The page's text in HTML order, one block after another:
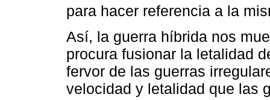
para hacer referencia a la
Así, la guerra híbrida nos
procura fusionar la letalidad
fervor de las guerras
velocidad y letalidad que las